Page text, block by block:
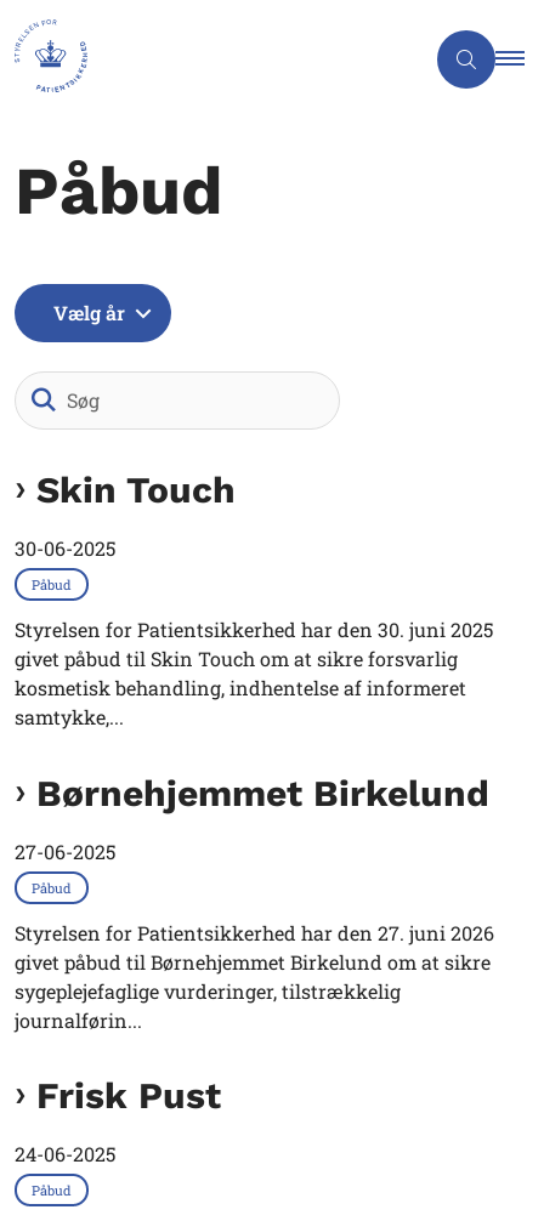
Påbud
Vælg år
Skin Touch
30-06-2025
Påbud
Styrelsen for Patientsikkerhed har den 30. juni 2025
givet påbud til Skin Touch om at sikre forsvarlig
kosmetisk behandling, indhentelse af informeret
samtykke,...
Børnehjemmet Birkelund
27-06-2025
Påbud
Styrelsen for Patientsikkerhed har den 27. juni 2026
givet påbud til Børnehjemmet Birkelund om at sikre
sygeplejefaglige vurderinger, tilstrækkelig
journalførin...
Frisk Pust
24-06-2025
Påbud